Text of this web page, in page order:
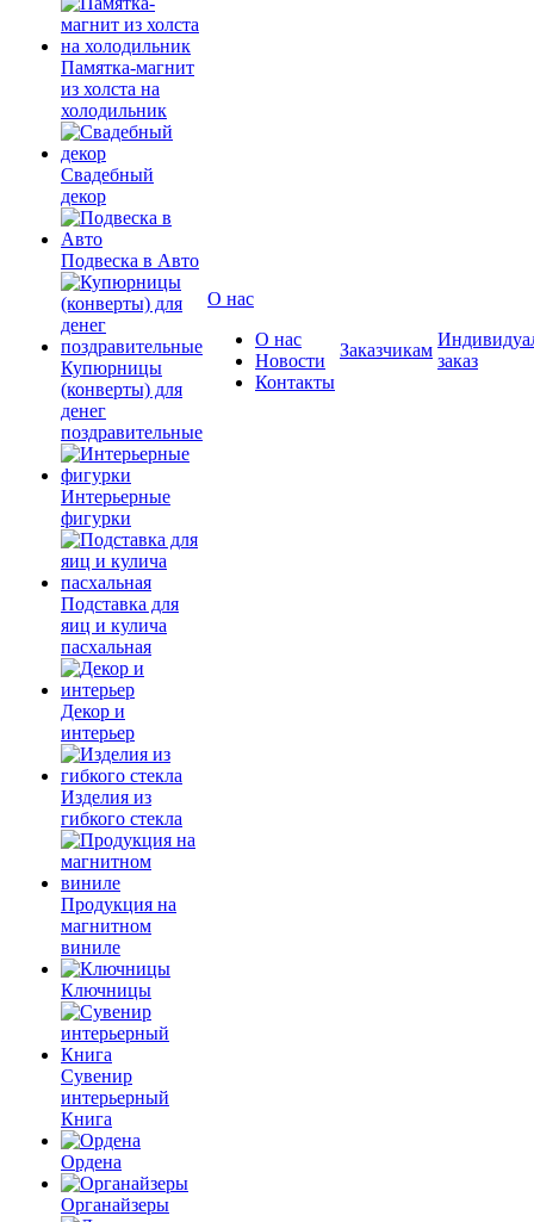
Памятка-магнит
из холста на
холодильник
Свадебный
декор
Подвеска в Авто
Купюрницы
(конверты) для
денег
поздравительные
Интерьерные
фигурки
Подставка для
яиц и кулича
пасхальная
Декор и
интерьер
Изделия из
гибкого стекла
Продукция на
магнитном
виниле
Ключницы
Сувенир
интерьерный
Книга
Ордена
Органайзеры
О нас
О нас
Новости
Контакты
Заказчикам
заказ